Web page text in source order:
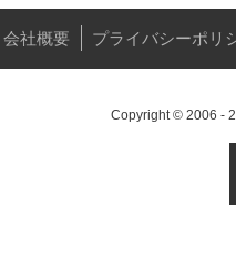
会社概要 プライバシーポリ
Copyright © 2006 -